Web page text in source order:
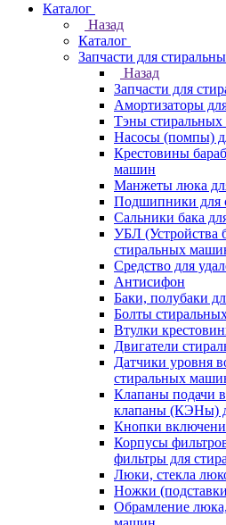
Каталог
Назад
Каталог
Запчасти для
Назад
Запчасти для
Амортизаторы
Тэны
Насосы (помпы)
Крестовины
машин
Манжеты люка
Подшипники для
Сальники бака
УБЛ (Устройства
стиральных
Средство для
Антисифон
Баки, полубаки
Болты
Втулки
Двигатели
Датчики уровня
стиральных
Клапаны подачи
клапаны (КЭНы)
Кнопки
Корпусы
фильтры для
Люки, стекла
Ножки
Обрамление